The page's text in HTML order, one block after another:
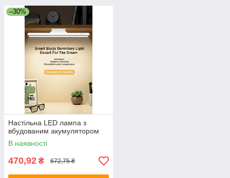
–30%
Настільна LED лампа з
вбудованим акумулятором
В наявності
470,92 ₴ 672,75 ₴